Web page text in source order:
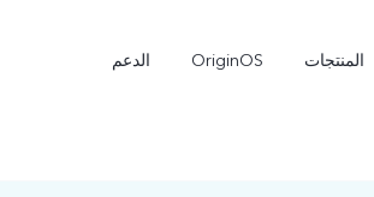
المنتجات OriginOS الدعم